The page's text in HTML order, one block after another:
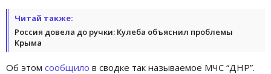
Читай также:
Россия довела до ручки: Кулеба объяснил проблемы
Крыма
Об этом сообщило в сводке так называемое МЧС “ДНР”.